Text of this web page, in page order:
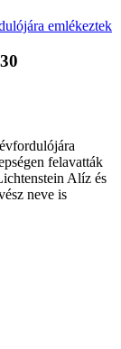
felavatták
Alíz és
neve is